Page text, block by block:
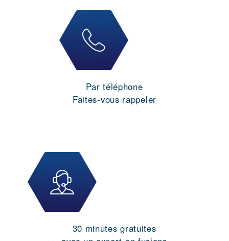
Par téléphone
Faites-vous rappeler
30 minutes gratuites